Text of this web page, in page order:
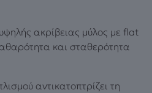
ακρίβειας μύλος με flat
και σταθερότητα
αντικατοπτρίζει τη